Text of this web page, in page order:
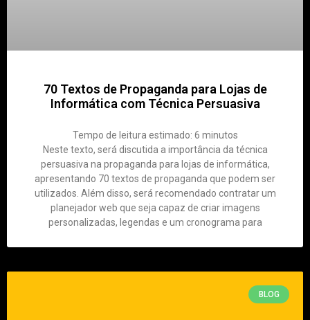
70 Textos de Propaganda para Lojas de
Informática com Técnica Persuasiva
Tempo de leitura estimado: 6 minutos
Neste texto, será discutida a importância da técnica
persuasiva na propaganda para lojas de informática,
apresentando 70 textos de propaganda que podem ser
utilizados. Além disso, será recomendado contratar um
planejador web que seja capaz de criar imagens
personalizadas, legendas e um cronograma para
BLOG